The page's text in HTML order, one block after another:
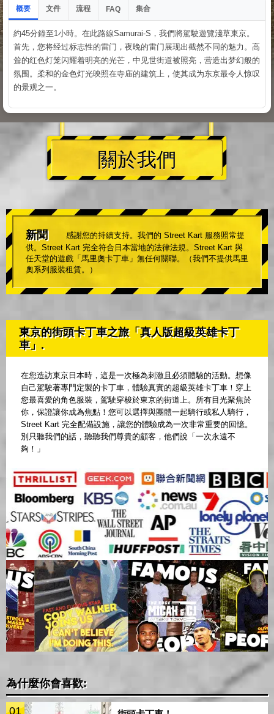
概要 文件 流程 FAQ 集合
約45分鐘至1小時。在此路線Samurai-S，我們將駕駛遊覽淺草東京。
首先，您将经过标志性的雷门，夜晚的雷门展现出截然不同的魅力。高
耸的红色灯笼闪耀着明亮的光芒，中见世街道被照亮，营造出梦幻般的
氛围。柔和的金色灯光映照在寺庙的建筑上，使其成为东京最令人惊叹
的景观之一。
關於我們
新聞
感謝您的持續支持。我們的 Street Kart 服務照常提
供。Street Kart 完全符合日本當地的法律法規。Street Kart 與
任天堂的遊戲「馬里奧卡丁車」無任何關聯。（我們不提供馬里
奧系列服裝租賃。）
東京的街頭卡丁車之旅「真人版超級英雄卡丁
車」.
在您造訪東京日本時，這是一次極為刺激且必須體驗的活動。想像
自己駕駛著專門定製的卡丁車，體驗真實的超級英雄卡丁車！穿上
您最喜愛的角色服裝，駕駛穿梭於東京的街道上。所有目光聚焦於
你，保證讓你成為焦點！您可以選擇與團體一起騎行或私人騎行，
Street Kart 完全配備設施，讓您的體驗成為一次非常重要的回憶。
別只聽我們的話，聽聽我們尊貴的顧客，他們說「一次永遠不
夠！」
為什麼你會喜歡:
01